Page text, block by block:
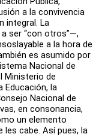
a la convivencia
integral. La
ser “con otros”—,
a la hora de
es asumido por
Nacional de
Ministerio de
Educación, la
Nacional de
en consonancia,
un elemento
cabe. Así pues, la